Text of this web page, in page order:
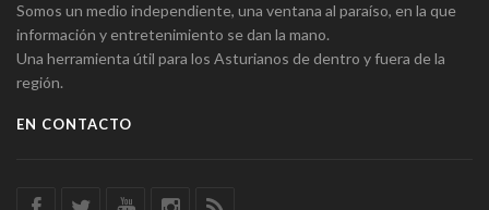
Somos un medio independiente, una ventana al paraíso, en la que
información y entretenimiento se dan la mano.
Una herramienta útil para los Asturianos de dentro y fuera de la
región.
EN CONTACTO